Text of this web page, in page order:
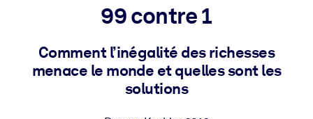
For LMS/LXP
Bring bite-sized, verified knowledge into your LMS/LXP for
99 contre 1
Comment l’inégalité des richesses
menace le monde et quelles sont les
solutions